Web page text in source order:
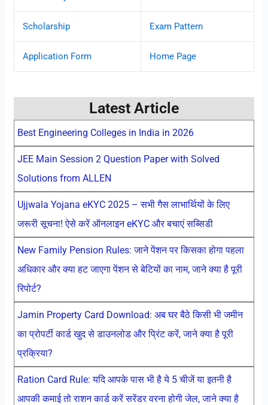
Scholarship Exam Pattern
Application Form Home Page
Latest Article
Best Engineering Colleges in India in 2026
JEE Main Session 2 Question Paper with Solved
Solutions from ALLEN
Ujjwala Yojana eKYC 2025 – सभी गैस लाभार्थियों के लिए
जरूरी सूचना! ऐसे करें ऑनलाइन eKYC और बचाएं सब्सिडी
New Family Pension Rules: जाने पेंशन पर किसका होगा पहला
अधिकार और क्या हट जाएगा पेंशन से बेटियों का नाम, जाने क्या है पूरी
रिपोर्ट?
Jamin Property Card Download: अब घर बैठे किसी भी जमीन
का प्रोपर्टी कार्ड खुद से डाउनलोड और प्रिंट करें, जाने क्या है पूरी
प्रक्रिया?
Ration Card Rule: यदि आपके पास भी है ये 5 चीजें या इतनी है
आपकी कमाई तो राशन कार्ड करें सरेंडर वरना होगी जेल, जाने क्या है